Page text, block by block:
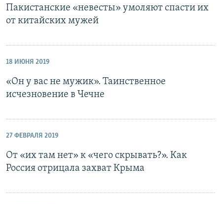
Пакистанские «невесты» умоляют спасти их
от китайских мужей
18 ИЮНЯ 2019
«Он у вас не мужик». Таинственное
исчезновение в Чечне
27 ФЕВРАЛЯ 2019
От «их там нет» к «чего скрывать?». Как
Россия отрицала захват Крыма